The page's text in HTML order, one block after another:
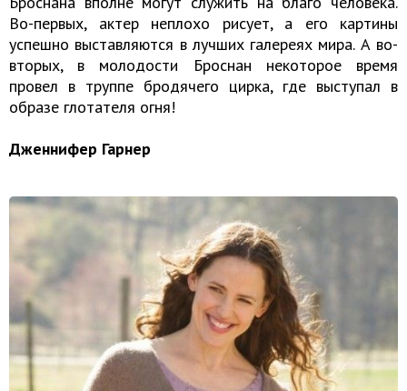
Во-первых, актер неплохо рисует, а его картины
успешно выставляются в лучших галереях мира. А во-
вторых, в молодости Броснан некоторое время
провел в труппе бродячего цирка, где выступал в
образе глотателя огня!
Дженнифер Гарнер